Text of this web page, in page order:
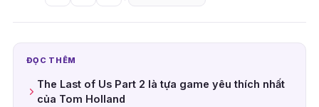
ĐỌC THÊM
The Last of Us Part 2 là tựa game yêu thích nhất
của Tom Holland